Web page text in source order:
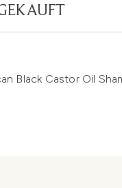
Black Castor Oil